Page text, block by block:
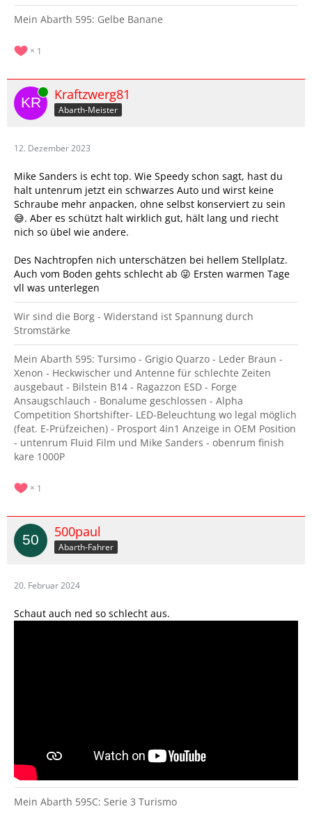
Mein Abarth 595: Gelbe Banane
1
Online Kraftzwerg81
Abarth-Meister
12. Dezember 2023
Mike Sanders is echt top. Wie Speedy schon sagt, hast du
halt untenrum jetzt ein schwarzes Auto und wirst keine
Schraube mehr anpacken, ohne selbst konserviert zu sein
😅. Aber es schützt halt wirklich gut, hält lang und riecht
nich so übel wie andere.
Des Nachtropfen nich unterschätzen bei hellem Stellplatz.
Auch vom Boden gehts schlecht ab 😜 Ersten warmen Tage
vll was unterlegen
Wir sind die Borg - Widerstand ist Spannung durch
Stromstärke
Mein Abarth 595: Tursimo - Grigio Quarzo - Leder Braun -
Xenon - Heckwischer und Antenne für schlechte Zeiten
ausgebaut - Bilstein B14 - Ragazzon ESD - Forge
Ansaugschlauch - Bonalume geschlossen - Alpha
Competition Shortshifter- LED-Beleuchtung wo legal möglich
(feat. E-Prüfzeichen) - Prosport 4in1 Anzeige in OEM Position
- untenrum Fluid Film und Mike Sanders - obenrum finish
kare 1000P
1
500paul
Abarth-Fahrer
20. Februar 2024
Schaut auch ned so schlecht aus.
Mein Abarth 595C: Serie 3 Turismo